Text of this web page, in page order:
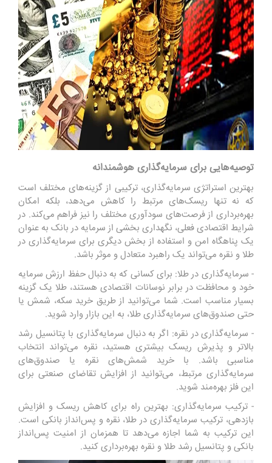
توصیه‌هایی برای سرمایه‌گذاری هوشمندانه
بهترین استراتژی سرمایه‌گذاری، ترکیبی از گزینه‌های مختلف است
که نه تنها ریسک‌های مرتبط را کاهش می‌دهد، بلکه امکان
بهره‌برداری از فرصت‌های سودآوری مختلف را نیز فراهم می‌کند. در
شرایط اقتصادی فعلی، نگهداری بخشی از سرمایه در بانک به عنوان
یک پناهگاه امن و استفاده از بخش دیگری برای سرمایه‌گذاری در
طلا و نقره می‌تواند یک راهبرد متعادل و موثر باشد.
- سرمایه‌گذاری در طلا: برای کسانی که به دنبال حفظ ارزش سرمایه
خود و محافظت در برابر نوسانات اقتصادی هستند، طلا یک گزینه
بسیار مناسب است. شما می‌توانید از طریق خرید سکه، شمش یا
حتی صندوق‌های سرمایه‌گذاری طلا، به این بازار وارد شوید.
- سرمایه‌گذاری در نقره: اگر به دنبال سرمایه‌گذاری با پتانسیل رشد
بالاتر و پذیرش ریسک بیشتری هستید، نقره می‌تواند انتخاب
مناسبی باشد. با خرید شمش‌های نقره یا صندوق‌های
سرمایه‌گذاری مرتبط، می‌توانید از افزایش تقاضای صنعتی برای
این فلز بهره‌مند شوید.
- ترکیب سرمایه‌گذاری: بهترین راه برای کاهش ریسک و افزایش
بازدهی، ترکیب سرمایه‌گذاری در طلا، نقره و پس‌انداز بانکی است.
این ترکیب به شما اجازه می‌دهد تا همزمان از امنیت پس‌انداز
بانکی و پتانسیل رشد طلا و نقره بهره‌برداری کنید.